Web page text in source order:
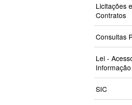
Licitações e
Contratos
Consultas
Lei -
Informação
SIC